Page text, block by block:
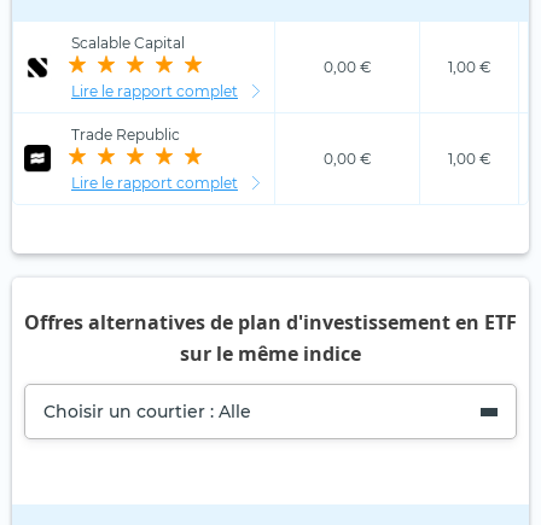
Scalable Capital
Lire le rapport complet
0,00 € 1,00 €
Trade Republic
Lire le rapport complet
0,00 € 1,00 €
Offres alternatives de plan d'investissement en ETF
sur le même indice
Choisir un courtier : Alle